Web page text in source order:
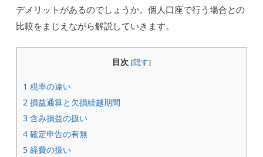
デメリットがあるのでしょうか。個人口座で行う場合との
比較をまじえながら解説していきます。
目次 [隠す]
1 税率の違い
2 損益通算と欠損繰越期間
3含み損益の扱い
4確定申告の有無
5経費の扱い